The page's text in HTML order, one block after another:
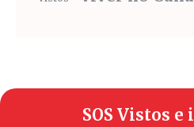
SOS Vistos